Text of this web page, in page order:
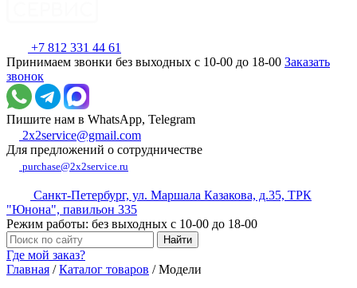
+7 812 331 44 61
Принимаем звонки без выходных с 10-00 до 18-00 Заказать
звонок
Пишите нам в WhatsApp, Telegram
2x2service@gmail.com
Для предложений о сотрудничестве
purchase@2x2service.ru
Санкт-Петербург, ул. Маршала Казакова, д.35, ТРК
"Юнона", павильон 335
Режим работы: без выходных с 10-00 до 18-00
Где мой заказ?
Главная /Каталог товаров /Модели